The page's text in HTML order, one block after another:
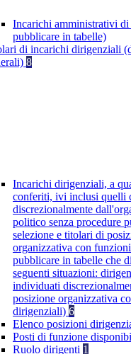
Incarichi amministrativi di
pubblicare in tabelle)
di incarichi dirigenziali
8
Incarichi dirigenziali, a
conferiti, ivi inclusi quelli
discrezionalmente
politico senza procedure
selezione e titolari di
organizzativa con
pubblicare in tabelle che
seguenti situazioni:
individuati
posizione organizzativa
dirigenziali) 6
Elenco posizioni
Posti di funzione
Ruolo dirigenti 1